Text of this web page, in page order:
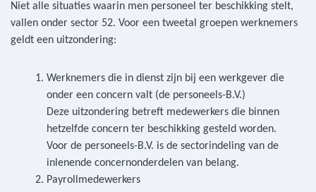
Niet alle situaties waarin men personeel ter beschikking stelt,
vallen onder sector 52. Voor een tweetal groepen werknemers
geldt een uitzondering:
Werknemers die in dienst zijn bij een werkgever die
onder een concern valt (de personeels-B.V.)
Deze uitzondering betreft medewerkers die binnen
hetzelfde concern ter beschikking gesteld worden.
Voor de personeels-B.V. is de sectorindeling van de
inlenende concernonderdelen van belang.
Payrollmedewerkers